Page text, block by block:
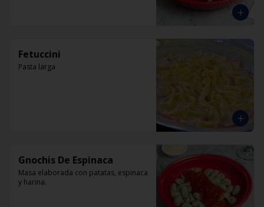
Fetuccini
Pasta larga
Gnochis De Espinaca
Masa elaborada con patatas, espinaca
y harina.